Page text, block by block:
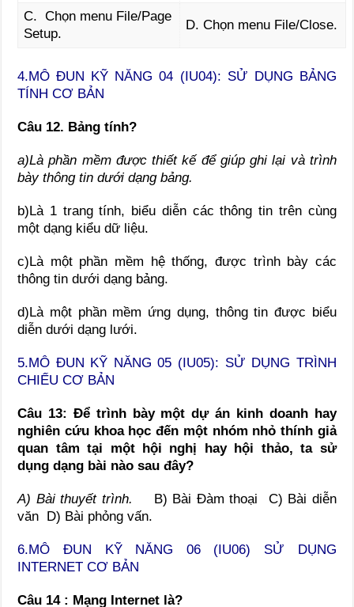
C. Chọn menu File/Page
Setup.
D. Chọn menu File/Close.
4.MÔ ĐUN KỸ NĂNG 04 (IU04): SỬ DỤNG BẢNG
TÍNH CƠ BẢN
Câu 12. Bảng tính?
a)Là phần mềm được thiết kế để giúp ghi lại và trình
bày thông tin dưới dạng bảng.
b)Là 1 trang tính, biểu diễn các thông tin trên cùng
một dạng kiểu dữ liệu.
c)Là một phần mềm hệ thống, được trình bày các
thông tin dưới dạng bảng.
d)Là một phần mềm ứng dụng, thông tin được biểu
diễn dưới dạng lưới.
5.MÔ ĐUN KỸ NĂNG 05 (IU05): SỬ DỤNG TRÌNH
CHIẾU CƠ BẢN
Câu 13: Để trình bày một dự án kinh doanh hay
nghiên cứu khoa học đến một nhóm nhỏ thính giả
quan tâm tại một hội nghị hay hội thảo, ta sử
dụng dạng bài nào sau đây?
A) Bài thuyết trình.
B) Bài Đàm thoại C) Bài diễn
văn D) Bài phỏng vấn.
6.MÔ ĐUN KỸ NĂNG 06 (IU06) SỬ DỤNG
INTERNET CƠ BẢN
Câu 14 : Mạng Internet là?